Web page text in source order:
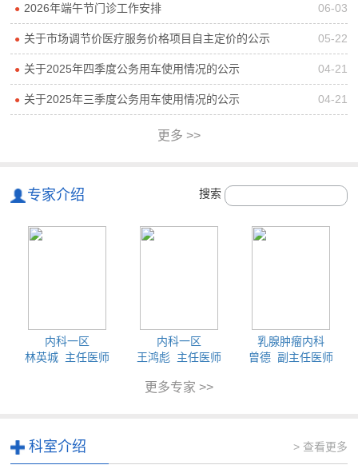
● 2026年端午节门诊工作安排 06-03
● 关于市场调节价医疗服务价格项目自主定价的公示 05-22
● 关于2025年四季度公务用车使用情况的公示 04-21
● 关于2025年三季度公务用车使用情况的公示 04-21
更多 >>
专家介绍 搜索
内科一区
林英城 主任医师
内科一区
王鸿彪 主任医师
乳腺肿瘤内科
曾德 副主任医师
更多专家 >>
科室介绍 > 查看更多